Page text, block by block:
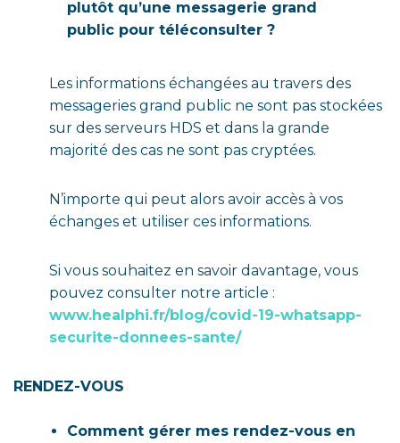
plutôt qu’une messagerie grand
public pour téléconsulter ?
Les informations échangées au travers des
messageries grand public ne sont pas stockées
sur des serveurs HDS et dans la grande
majorité des cas ne sont pas cryptées.
N’importe qui peut alors avoir accès à vos
échanges et utiliser ces informations.
Si vous souhaitez en savoir davantage, vous
pouvez consulter notre article :
www.healphi.fr/blog/covid-19-whatsapp-
securite-donnees-sante/
RENDEZ-VOUS
Comment gérer mes rendez-vous en